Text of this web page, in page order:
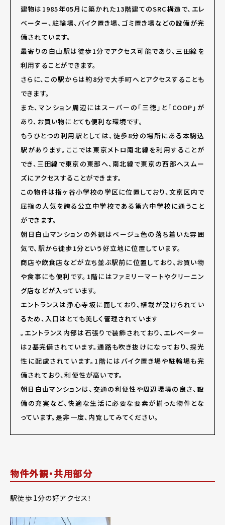
建物は1985年05月に築かれた13階建てのSRC構造で、エレ
ベーター、駐輪場、バイク置き場、ゴミ置き場などの設備が完
備されています。
最寄りの白山駅は徒歩1分でアクセス可能であり、三田線を
利用することができます。
さらに、この駅からは約8分で大手町へとアクセスすることも
できます。
また、マンション周辺にはスーパーの「三徳」と「COOP」が
あり、お買い物にとても便利な環境です。
もうひとつの利用駅としては、徒歩8分の場所にある本駒込
駅があります。ここでは東京メトロ南北線を利用することが
でき、三田線で東京の東部へ、南北線で東京の西部へスムー
ズにアクセスすることができます。
この物件は指ヶ谷小学校の学区に位置しており、文京区内で
屈指の人気を誇る公立中学校である第六中学校に通うこと
ができます。
朝日白山マンションの外観はベージュ色の落ち着いた雰囲
気で、駅から徒歩1分という好立地に位置しています。
商店や飲食店などが立ち並ぶ駅前に位置しており、お買い物
や食事にも便利です。1階にはファミリーマートやクリーニン
グ店などが入っています。
エントランスは浄心寺坂に面しており、植栽が設けられてい
るため、入口はとても美しく管理されています
。エントランス内部は石張りで装飾されており、エレベーター
は2基完備されています。通路も吹き抜けになっており、採光
性に配慮されています。1階にはバイク置き場や駐輪場も完
備されており、利便性が高いです。
朝日白山マンションは、交通の利便性や周辺環境の良さ、設
備の充実など、快適な生活に必要な要素が揃った物件とな
っています。是非一度、内覧してみてください。
物件外観・共用部分
駅徒歩1分の好アクセス！